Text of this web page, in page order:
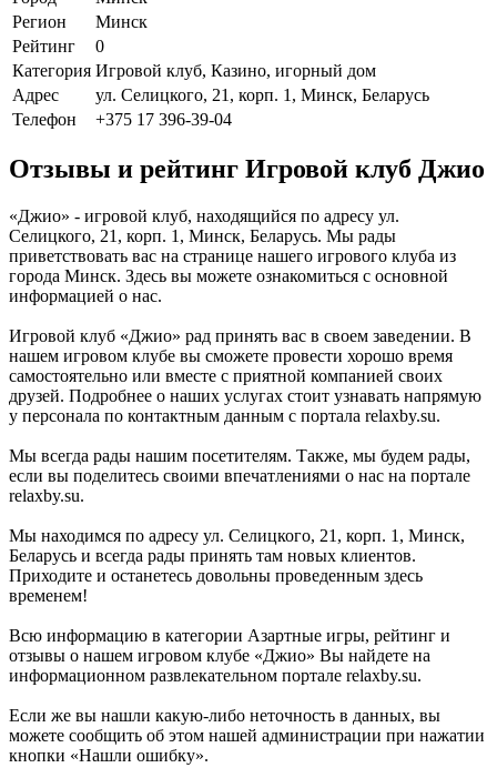
Регион
Минск
Рейтинг
0
Категория Игровой клуб, Казино, игорный дом
Адрес
ул. Селицкого, 21, корп. 1, Минск, Беларусь
Телефон
+375 17 396-39-04
Отзывы и рейтинг Игровой клуб Джио
«Джио» - игровой клуб, находящийся по адресу ул.
Селицкого, 21, корп. 1, Минск, Беларусь. Мы рады
приветствовать вас на странице нашего игрового клуба из
города Минск. Здесь вы можете ознакомиться с основной
информацией о нас.
Игровой клуб «Джио» рад принять вас в своем заведении. В
нашем игровом клубе вы сможете провести хорошо время
самостоятельно или вместе с приятной компанией своих
друзей. Подробнее о наших услугах стоит узнавать напрямую
у персонала по контактным данным с портала relaxby.su.
Мы всегда рады нашим посетителям. Также, мы будем рады,
если вы поделитесь своими впечатлениями о нас на портале
relaxby.su.
Мы находимся по адресу ул. Селицкого, 21, корп. 1, Минск,
Беларусь и всегда рады принять там новых клиентов.
Приходите и останетесь довольны проведенным здесь
временем!
Всю информацию в категории Азартные игры, рейтинг и
отзывы о нашем игровом клубе «Джио» Вы найдете на
информационном развлекательном портале relaxby.su.
Если же вы нашли какую-либо неточность в данных, вы
можете сообщить об этом нашей администрации при нажатии
кнопки «Нашли ошибку».